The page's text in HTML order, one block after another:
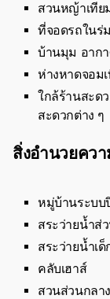
สวนหญ้าเที
ที่จอดรถในร่
บ้านมุม อาก
ห่างหาดจอม
ใกล้ร้านสะด
สะดวกต่าง ๆ
สิ่งอำนวยคว
หมู่บ้านระบบ
สระว่ายน้ำส่
สระว่ายน้ำเด็
คลับเฮาส์
สวนส่วนกลาง